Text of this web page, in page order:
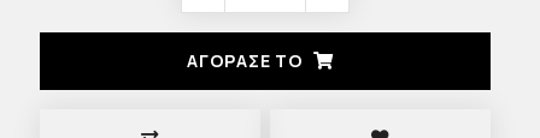
ΑΓΟΡΑΣΈ ΤΟ